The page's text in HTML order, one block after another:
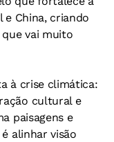
e China, criando
que vai muito
à crise climática:
cultural e
paisagens e
alinhar visão